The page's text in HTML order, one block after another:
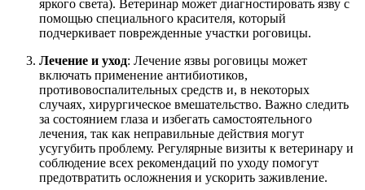
яркого света). Ветеринар может диагностировать язву с
помощью специального красителя, который
подчеркивает поврежденные участки роговицы.
Лечение и уход: Лечение язвы роговицы может
включать применение антибиотиков,
противовоспалительных средств и, в некоторых
случаях, хирургическое вмешательство. Важно следить
за состоянием глаза и избегать самостоятельного
лечения, так как неправильные действия могут
усугубить проблему. Регулярные визиты к ветеринару и
соблюдение всех рекомендаций по уходу помогут
предотвратить осложнения и ускорить заживление.